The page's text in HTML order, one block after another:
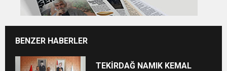
BENZER HABERLER
TEKİRDAĞ NAMIK KEMAL